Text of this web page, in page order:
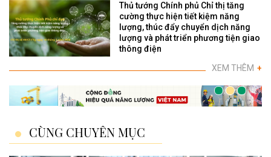
Thủ tướng Chính phủ Chỉ thị tăng
cường thực hiện tiết kiệm năng
lượng, thúc đẩy chuyển dịch năng
lượng và phát triển phương tiện giao
thông điện
XEM THÊM +
CÙNG CHUYÊN MỤC